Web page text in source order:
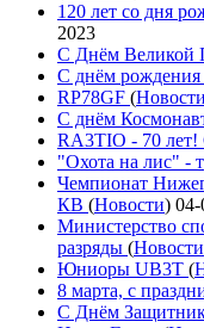
120 лет со дня
2023
С Днём Великой
С днём рождения
RP78GF (Новости
С днём
RA3TIO - 70
"Охота на лис" -
Чемпионат
КВ (Новости) 04-
Министерство
разряды (Новости
Юниоры UB3T (
8 марта, с
С Днём